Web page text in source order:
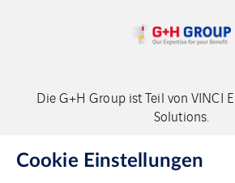
Die G+H Group ist Teil von VINCI
Solutions.
Copyright G+H Group
Cookie Einstellungen